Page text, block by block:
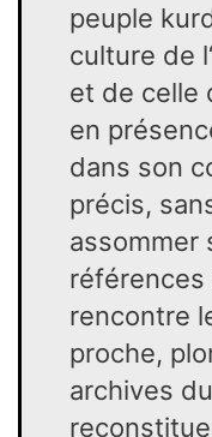
peuple
culture de
et de celle
en
dans son
précis,
assommer
rencontre
proche,
archives